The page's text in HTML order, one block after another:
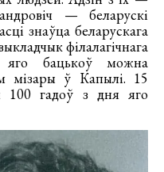
— беларускі
знаўца беларускага
філалагічнага
яго бацькоў можна
мізары ў Капылі. 15
100 гадоў з дня яго